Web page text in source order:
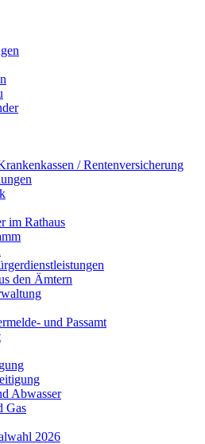
/ Rentenversicherung
im Rathaus
den Ämtern
und Passamt
Abwasser
Gas
2026